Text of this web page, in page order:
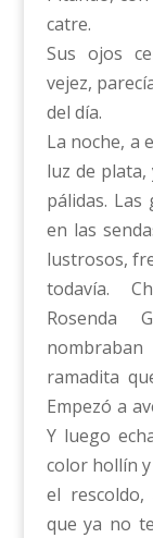
catre.
Sus ojos
vejez,
del día.
La noche, a
luz de
pálidas.
en las
lustrosos,
todavía.
Rosenda
ramadita
Empezó a
Y luego
color hollín
el rescoldo,
que ya no